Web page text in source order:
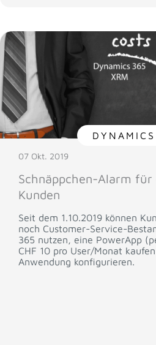
07 Okt. 2019
Schnäppchen-Alarm
Kunden
Seit dem 1.10.2019 können
noch Customer-Service-
365 nutzen, eine PowerApp
CHF 10 pro User/Monat
Anwendung konfigurieren.